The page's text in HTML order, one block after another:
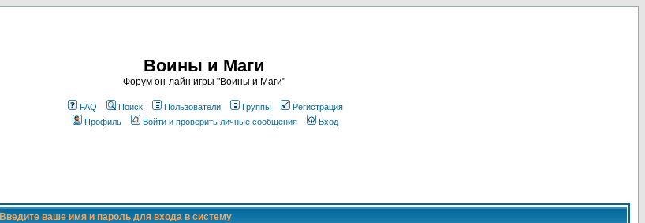
Воины и Маги
Форум он-лайн игры "Воины и Маги"
FAQ Поиск Пользователи Группы
Регистрация
Профиль
Войти и проверить личные сообщения Вход
Введите ваше имя и пароль для входа в систему